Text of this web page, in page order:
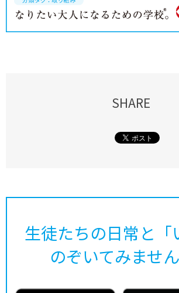
SHARE
生徒たちの日常と「
のぞいてみませ